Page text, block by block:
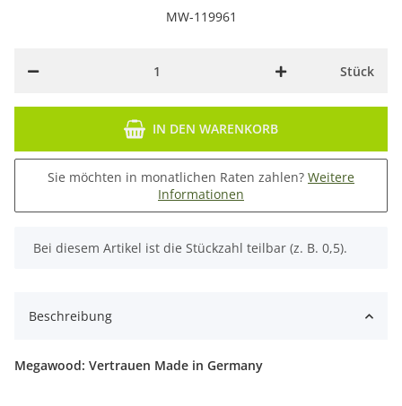
MW-119961
Stück
IN DEN WARENKORB
Sie möchten in monatlichen Raten zahlen? Weitere
Informationen
x
Bei diesem Artikel ist die Stückzahl teilbar (z. B. 0,5).
Beschreibung
Megawood: Vertrauen Made in Germany